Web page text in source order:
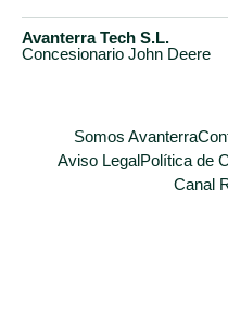
Avanterra Tech S.L.
Concesionario John Deere
Somos Avanterra
Aviso LegalPolítica de
Canal